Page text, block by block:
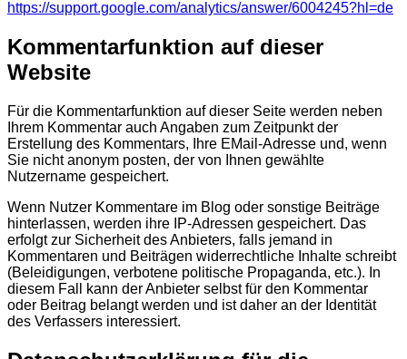
https://support.google.com/analytics/answer/6004245?hl=de
Kommentarfunktion auf dieser
Website
Für die Kommentarfunktion auf dieser Seite werden neben
Ihrem Kommentar auch Angaben zum Zeitpunkt der
Erstellung des Kommentars, Ihre EMail-Adresse und, wenn
Sie nicht anonym posten, der von Ihnen gewählte
Nutzername gespeichert.
Wenn Nutzer Kommentare im Blog oder sonstige Beiträge
hinterlassen, werden ihre IP-Adressen gespeichert. Das
erfolgt zur Sicherheit des Anbieters, falls jemand in
Kommentaren und Beiträgen widerrechtliche Inhalte schreibt
(Beleidigungen, verbotene politische Propaganda, etc.). In
diesem Fall kann der Anbieter selbst für den Kommentar
oder Beitrag belangt werden und ist daher an der Identität
des Verfassers interessiert.